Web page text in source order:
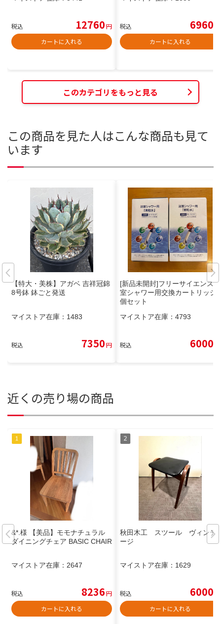
税込 12760円
カートに入れる
税込 6960
カートに入れる
このカテゴリをもっと見る
この商品を見た人はこんな商品も見て
います
【特大・美株】アガベ 吉祥冠錦
8号鉢 鉢ごと発送
マイストア在庫： 1483
税込 7350円
[新品未開封]フリーサイエンス浴
室シャワー用交換カートリッジ2
個セット
マイストア在庫： 4793
税込 6000
近くの売り場の商品
&*.様 【美品】モモナチュラル
ダイニングチェア BASIC CHAIR
マイストア在庫： 2647
税込 8236円
カートに入れる
秋田木工 スツール ヴィンテ
ージ
マイストア在庫： 1629
税込 6000
カートに入れる